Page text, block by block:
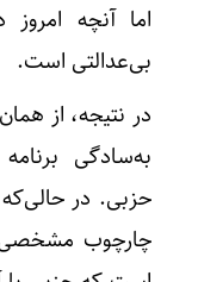
اما آنچه
بی‌عدالتی است.
در نتیجه، از
به‌سادگی
حزبی. در
چارچوب مشخصی